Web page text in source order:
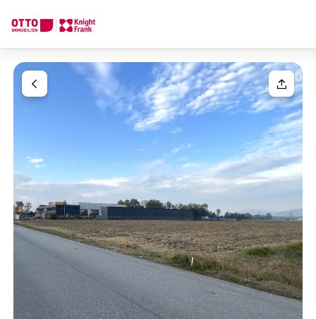
Ihre Nachricht
Anrede
Bitte wählen
Titel (optional)
Wir finden Ihre
Traumimmobilie
Sagen Sie uns was Sie suchen und wir finden Ihre
Wie möchten Sie uns kontaktieren?
Online
Immobilie konfigurieren & finden lassen
Direkte:r Ansprechpartner:in
Anrufen oder Rückruf vereinbaren